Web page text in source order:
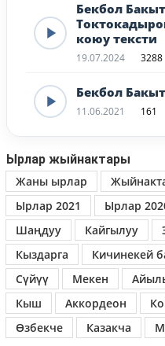
Бекбол
коюу тексти
19.07.2024 3288
Бекбол
11.06.2021 161
Ырлар жыйнактары
Жаны ырлар
Ырлар 2021
Ырлар
Шаңдуу
Кайгылуу
Кыздарга
Кичинекей
Сүйүү
Мекен
Кыш
Аккордеон
Өзбекче
Казакча